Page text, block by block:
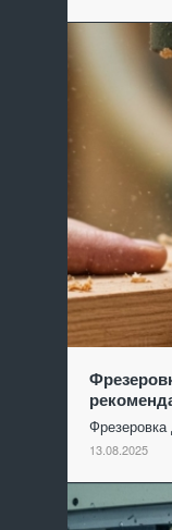
13.08.2025